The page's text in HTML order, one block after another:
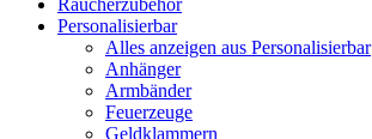
Raucherzubehör
Personalisierbar
Alles anzeigen aus Personalisierbar
Anhänger
Armbänder
Feuerzeuge
Geldklammern